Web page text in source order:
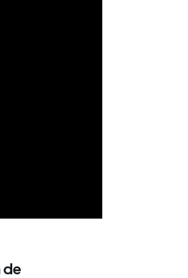
de